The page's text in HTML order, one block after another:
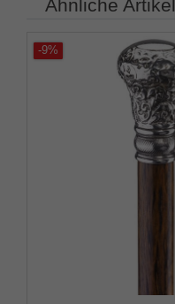
Ähnliche Artikel
-9%